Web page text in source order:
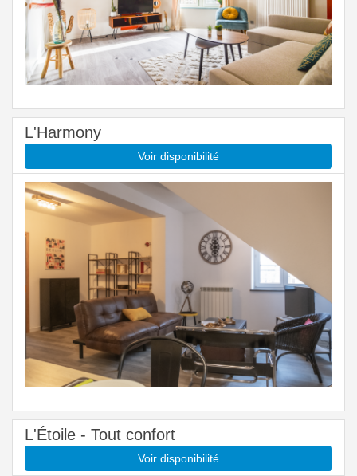
L'Harmony
Voir disponibilité
L'Étoile - Tout confort
Voir disponibilité